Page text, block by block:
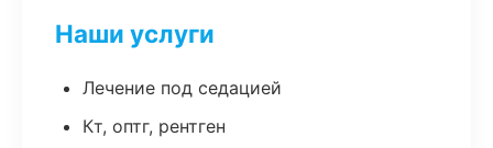
Наши услуги
Лечение под седацией
Кт, оптг, рентген